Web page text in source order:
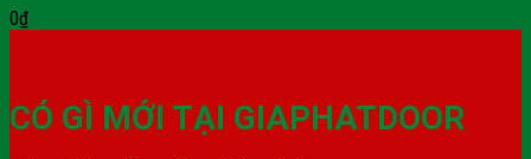
0₫
CÓ GÌ MỚI TẠI GIAPHATDOOR